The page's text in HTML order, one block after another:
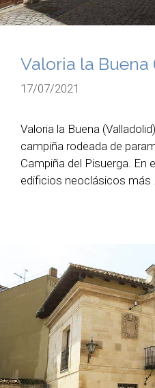
Valoria la
17/07/2021
Valoria la Buena
campiña rodeada de
Campiña del Pisuerga. En
edificios neoclásicos más